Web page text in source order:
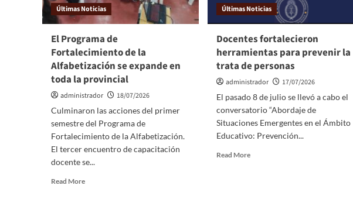
Últimas Noticias
El Programa de
Fortalecimiento de la
Alfabetización se expande en
toda la provincial
administrador
18/07/2026
Culminaron las acciones del primer
semestre del Programa de
Fortalecimiento de la Alfabetización.
El tercer encuentro de capacitación
docente se...
Read More
Últimas Noticias
Docentes fortalecieron
herramientas para prevenir la
trata de personas
administrador
17/07/2026
El pasado 8 de julio se llevó a cabo el
conversatorio “Abordaje de
Situaciones Emergentes en el Ámbito
Educativo: Prevención...
Read More